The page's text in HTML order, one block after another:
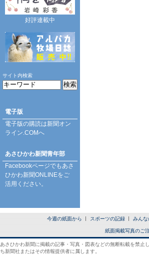
好評連載中
サイト内検索
電子版
電子版の購読は新聞オン
ライン.COMへ
あさひかわ新聞青年部
Facebookページでもあさ
ひかわ新聞ONLINEをご
活用ください。
今週の紙面から スポーツの記録 みんな
紙面掲載写真のご
あさひかわ新聞に掲載の記事・写真・図表などの無断転載を禁止
ち新聞社またはその情報提供者に属します。